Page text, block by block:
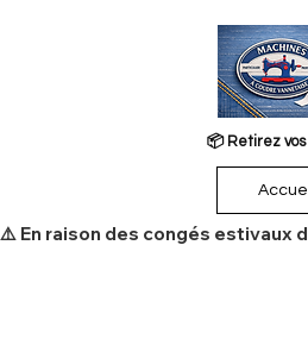
📦 Retirez
​⚠️ En raison des congés estivaux